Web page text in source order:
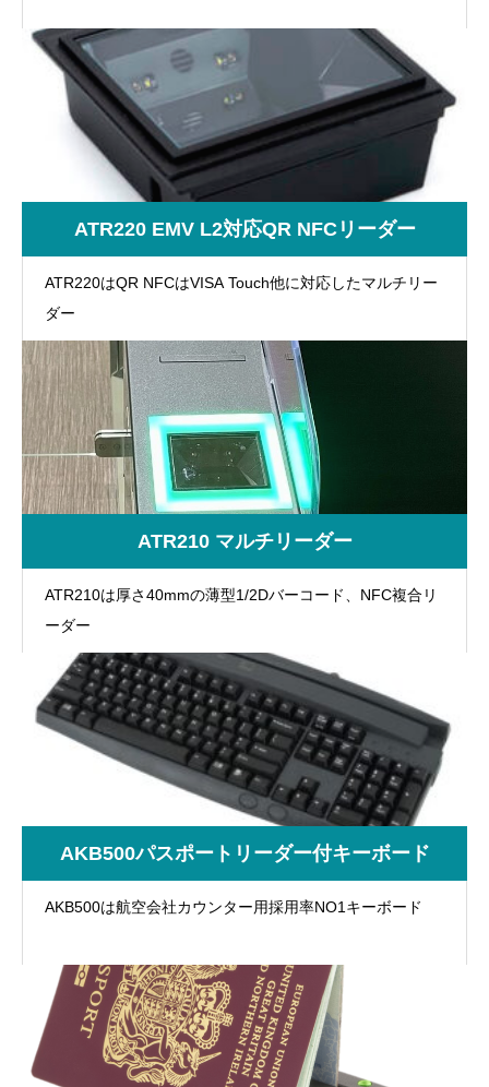
ATR220 EMV L2対応QR NFCリーダー
ATR220はQR NFCはVISA Touch他に対応したマルチリー
ダー
ATR210 マルチリーダー
ATR210は厚さ40mmの薄型1/2Dバーコード、NFC複合リ
ーダー
AKB500パスポートリーダー付キーボード
AKB500は航空会社カウンター用採用率NO1キーボード